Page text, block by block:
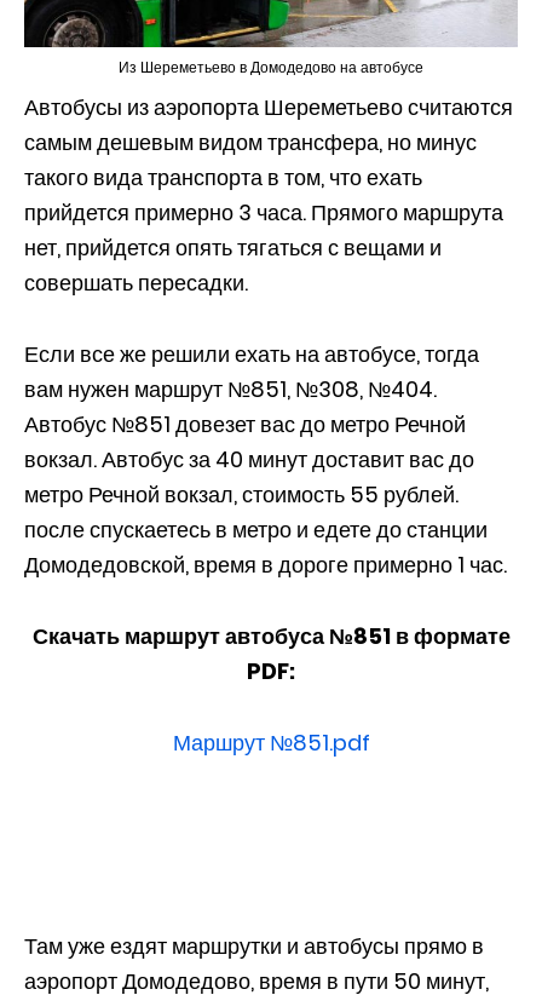
Из Шереметьево в Домодедово на автобусе
Автобусы из аэропорта Шереметьево считаются
самым дешевым видом трансфера, но минус
такого вида транспорта в том, что ехать
прийдется примерно 3 часа. Прямого маршрута
нет, прийдется опять тягаться с вещами и
совершать пересадки.
Если все же решили ехать на автобусе, тогда
вам нужен маршрут №851, №308, №404.
Автобус №851 довезет вас до метро Речной
вокзал. Автобус за 40 минут доставит вас до
метро Речной вокзал, стоимость 55 рублей.
после спускаетесь в метро и едете до станции
Домодедовской, время в дороге примерно 1 час.
Скачать маршрут автобуса №851 в формате
PDF:
Маршрут №851.pdf
Там уже ездят маршрутки и автобусы прямо в
аэропорт Домодедово, время в пути 50 минут,